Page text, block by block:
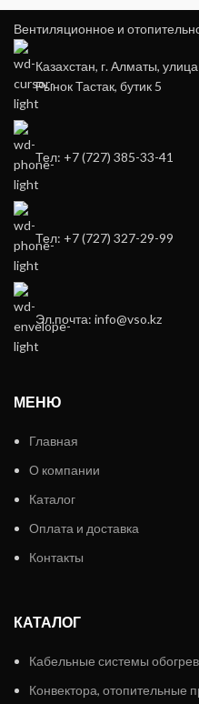
Вентиляционное и
Казахстан, г. Алматы,
Рынок Тастак, бутик 5
Тел: +7 (727) 385-33-41
Тел: +7 (727) 327-29-99
Эл.почта: info@vso.kz
МЕНЮ
Главная
О компании
Каталог
Оплата и доставка
Контакты
КАТАЛОГ
Кабельные системы
Конвектора, отопительные